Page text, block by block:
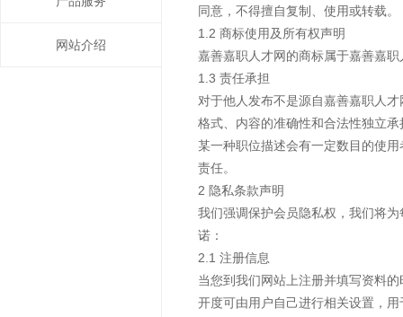
网站介绍
同意，不得擅自复制、使用或转载。
1.2 商标使用及所有权声明
嘉善嘉职人才网的商标属于嘉善嘉
1.3 责任承担
对于他人发布不是源自嘉善嘉职人
格式、内容的准确性和合法性独立
某一种职位描述会有一定数目的使
责任。
2 隐私条款声明
我们强调保护会员隐私权，我们将
诺：
2.1 注册信息
当您到我们网站上注册并填写资料
开度可由用户自己进行相关设置，